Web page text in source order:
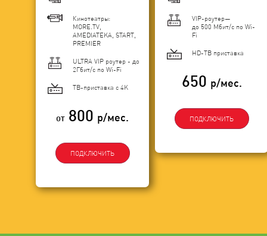
Кинотеатры:
MORE.TV,
AMEDIATEKA, START,
PREMIER
ULTRA VIP роутер - до
2Гбит/c по Wi-Fi
ТВ-приставка с 4K
от 800 р/мес.
ПОДКЛЮЧИТЬ
VIP-роутер—
до 500 Мбит/с по Wi-
Fi
HD-ТВ приставка
650 р/мес.
ПОДКЛЮЧИТЬ